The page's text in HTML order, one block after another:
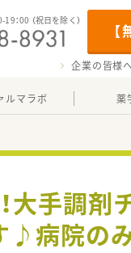
19：00 （祝日を除く）
企業の皆様
ルマラボ 薬
大手調剤
♪病院の